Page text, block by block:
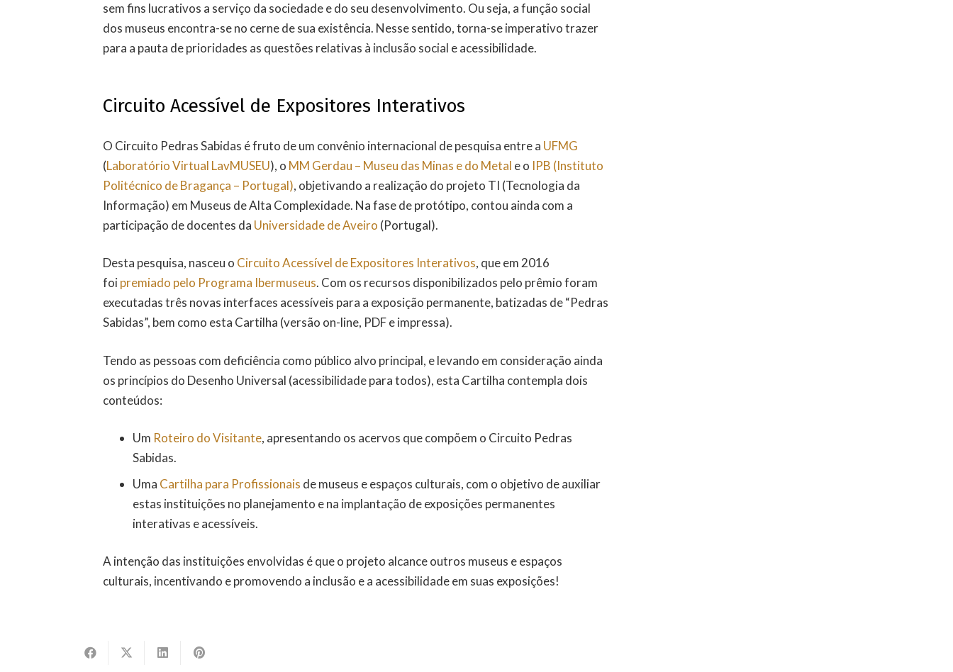
sem fins lucrativos a serviço da sociedade e do seu desenvolvimento. Ou seja, a função social
dos museus encontra-se no cerne de sua existência. Nesse sentido, torna-se imperativo trazer
para a pauta de prioridades as questões relativas à inclusão social e acessibilidade.
Circuito Acessível de Expositores Interativos
O Circuito Pedras Sabidas é fruto de um convênio internacional de pesquisa entre a UFMG
(Laboratório Virtual LavMUSEU), o MM Gerdau – Museu das Minas e do Metal e o IPB (Instituto
Politécnico de Bragança – Portugal), objetivando a realização do projeto TI (Tecnologia da
Informação) em Museus de Alta Complexidade. Na fase de protótipo, contou ainda com a
participação de docentes da Universidade de Aveiro (Portugal).
Desta pesquisa, nasceu o Circuito Acessível de Expositores Interativos, que em 2016
foipremiado pelo Programa Ibermuseus. Com os recursos disponibilizados pelo prêmio foram
executadas três novas interfaces acessíveis para a exposição permanente, batizadas de “Pedras
Sabidas”, bem como esta Cartilha (versão on-line, PDF e impressa).
Tendo as pessoas com deficiência como público alvo principal, e levando em consideração ainda
os princípios do Desenho Universal (acessibilidade para todos), esta Cartilha contempla dois
conteúdos:
Um Roteiro do Visitante, apresentando os acervos que compõem o Circuito Pedras
Sabidas.
Uma Cartilha para Profissionais de museus e espaços culturais, com o objetivo de auxiliar
estas instituições no planejamento e na implantação de exposições permanentes
interativas e acessíveis.
A intenção das instituições envolvidas é que o projeto alcance outros museus e espaços
culturais, incentivando e promovendo a inclusão e a acessibilidade em suas exposições!